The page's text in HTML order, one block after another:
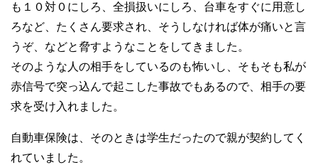
も１０対０にしろ、全損扱いにしろ、台車をすぐに用意し
ろなど、たくさん要求され、そうしなければ体が痛いと言
うぞ、などと脅すようなことをしてきました。
そのような人の相手をしているのも怖いし、そもそも私が
赤信号で突っ込んで起こした事故でもあるので、相手の要
求を受け入れました。
自動車保険は、そのときは学生だったので親が契約してく
れていました。